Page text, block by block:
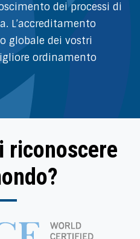
dei processi di
L’accreditamento
globale dei vostri
ordinamento
riconoscere